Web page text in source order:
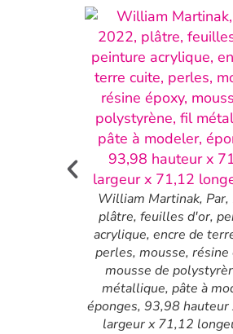
William Martinak,
plâtre, feuilles d'or,
acrylique, encre de
perles, mousse, résine
mousse de
métallique, pâte à
éponges, 93,98
largeur x 71,12